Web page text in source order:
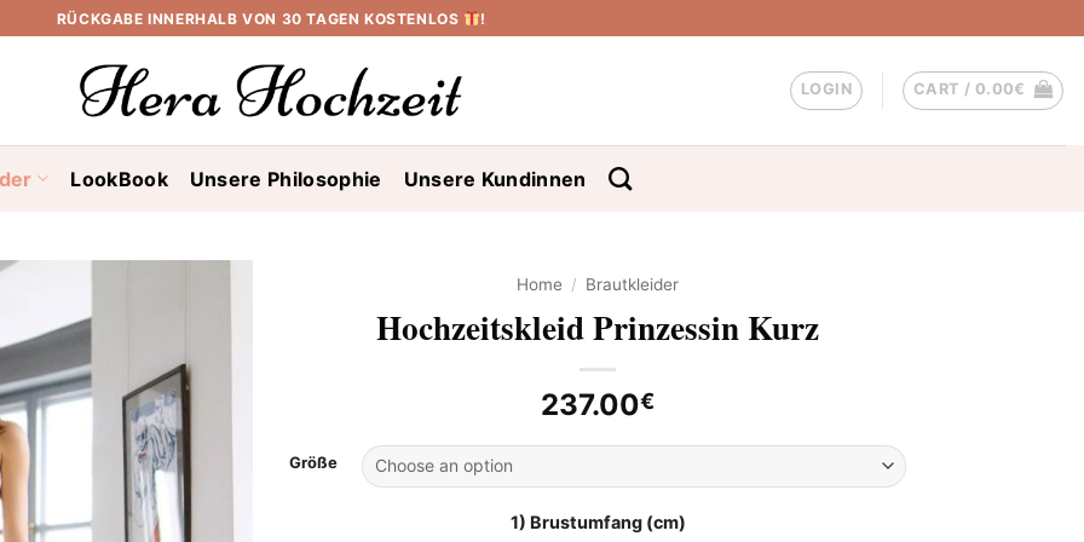
RÜCKGABE INNERHALB VON 30 TAGEN KOSTENLOS !
LOGIN CART / 0.00€
LookBook Unsere Philosophie Unsere Kundinnen
Home / Brautkleider
Hochzeitskleid Prinzessin Kurz
237.00€
Größe
1) Brustumfang (cm)